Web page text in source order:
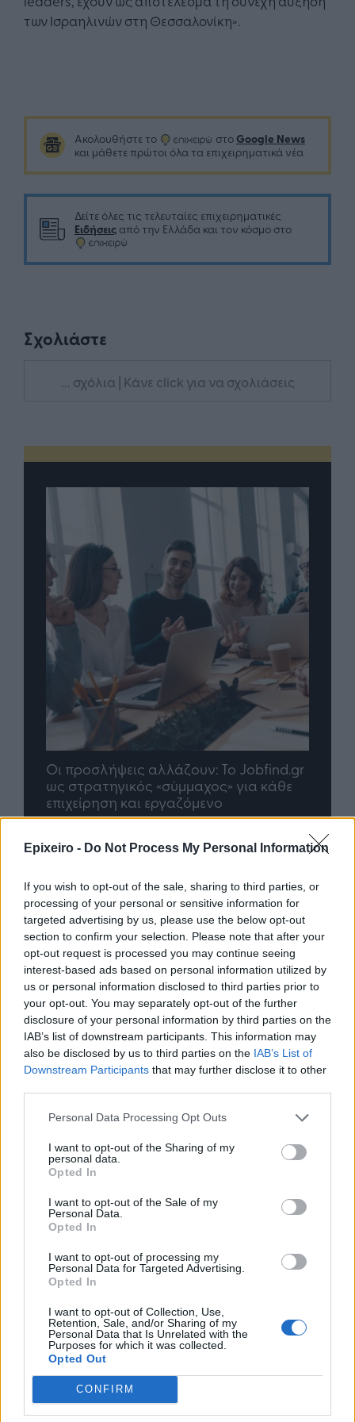
Epixeiro - Do Not Process My Personal Information
If you wish to opt-out of the sale, sharing to third parties, or
processing of your personal or sensitive information for
targeted advertising by us, please use the below opt-out
section to confirm your selection. Please note that after your
opt-out request is processed you may continue seeing
interest-based ads based on personal information utilized by
us or personal information disclosed to third parties prior to
your opt-out. You may separately opt-out of the further
disclosure of your personal information by third parties on the
IAB’s list of downstream participants. This information may
also be disclosed by us to third parties on the IAB’s List of
Downstream Participants that may further disclose it to other
Personal Data Processing Opt Outs
I want to opt-out of the Sharing of my
personal data.
Opted In
I want to opt-out of the Sale of my
Personal Data.
Opted In
I want to opt-out of processing my
Personal Data for Targeted Advertising.
Opted In
I want to opt-out of Collection, Use,
Retention, Sale, and/or Sharing of my
Personal Data that Is Unrelated with the
Purposes for which it was collected.
Opted Out
CONFIRM
των Ισραηλινών στη Θεσσαλονίκη».
Ακολουθήστε το στο Google News
και μάθετε πρώτοι όλα τα επιχειρηματικά νέα
Δείτε όλες τις τελευταίες επιχειρηματικές
Ειδήσεις από την Ελλάδα και τον κόσμο στο
Σχολιάστε
... σχόλια | Κάνε click για να σχολιάσεις
TP Greece: Πώς διαμορφώνεται το
μέλλον του Insurance στην εποχή του AI
Περισσότερα από το
Ταχιάος: Ξεκινούν από απόψε τα
δοκιμαστικά δρομολόγια της
επέκτασης του Μετρό
Θεσσαλονίκης προς την
Καλαμαριά
Ειδικό Χωροταξικό Πλαίσιο για
τον Τουρισμό: Οι αλλαγές που
εισάγει η νέα ΚΥΑ
Υπεγράφη η σύμβαση για τα
νέου Διεθνούς Αερολιμένα
Ηρακλείου Κρήτης στο Καστέλλι
Δημόσιο: Άκυρες από 1η
Οκτωβρίου οι εγκύκλιοι που δεν
θα αναρτώνται στις ιστοσελίδες
των φορέων
07/08/26